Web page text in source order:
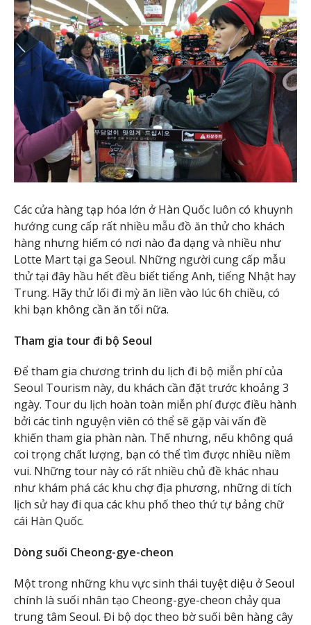
Các cửa hàng tạp hóa lớn ở Hàn Quốc luôn có khuynh
hướng cung cấp rất nhiều mẫu đồ ăn thử cho khách
hàng nhưng hiếm có nơi nào đa dạng và nhiều như
Lotte Mart tại ga Seoul. Những người cung cấp mẫu
thử tại đây hầu hết đều biết tiếng Anh, tiếng Nhật hay
Trung. Hãy thử lối đi mỳ ăn liền vào lúc 6h chiều, có
khi bạn không cần ăn tối nữa.
Tham gia tour đi bộ Seoul
Để tham gia chương trình du lịch đi bộ miễn phí của
Seoul Tourism này, du khách cần đặt trước khoảng 3
ngày. Tour du lịch hoàn toàn miễn phí được điều hành
bởi các tình nguyện viên có thể sẽ gặp vài vấn đề
khiến tham gia phàn nàn. Thế nhưng, nếu không quá
coi trọng chất lượng, bạn có thể tìm được nhiều niềm
vui. Những tour này có rất nhiều chủ đề khác nhau
như khám phá các khu chợ địa phương, những di tích
lịch sử hay đi qua các khu phố theo thứ tự bảng chữ
cái Hàn Quốc.
Dòng suối Cheong-gye-cheon
Một trong những khu vực sinh thái tuyệt diệu ở Seoul
chính là suối nhân tạo Cheong-gye-cheon chảy qua
trung tâm Seoul. Đi bộ dọc theo bờ suối bên hàng cây